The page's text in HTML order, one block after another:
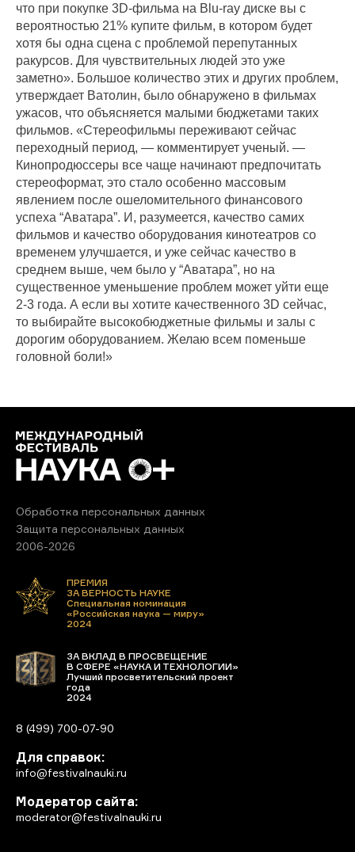
что при покупке 3D-фильма на Blu-ray диске вы с
вероятностью 21% купите фильм, в котором будет
хотя бы одна сцена с проблемой перепутанных
ракурсов. Для чувствительных людей это уже
заметно». Большое количество этих и других проблем,
утверждает Ватолин, было обнаружено в фильмах
ужасов, что объясняется малыми бюджетами таких
фильмов. «Стереофильмы переживают сейчас
переходный период, — комментирует ученый. —
Кинопродюссеры все чаще начинают предпочитать
стереоформат, это стало особенно массовым
явлением после ошеломительного финансового
успеха “Аватара”. И, разумеется, качество самих
фильмов и качество оборудования кинотеатров со
временем улучшается, и уже сейчас качество в
среднем выше, чем было у “Аватара”, но на
существенное уменьшение проблем может уйти еще
2-3 года. А если вы хотите качественного 3D сейчас,
то выбирайте высокобюджетные фильмы и залы с
дорогим оборудованием. Желаю всем поменьше
головной боли!»
Обработка персональных данных
Защита персональных данных
2006-2026
ПРЕМИЯ
ЗА ВЕРНОСТЬ НАУКЕ
Специальная номинация
«Российская наука — миру»
2024
ЗА ВКЛАД В ПРОСВЕЩЕНИЕ
В СФЕРЕ «НАУКА И ТЕХНОЛОГИИ»
Лучший просветительский проект
года
2024
8 (499) 700-07-90
Для справок:
info@festivalnauki.ru
Модератор сайта:
moderator@festivalnauki.ru